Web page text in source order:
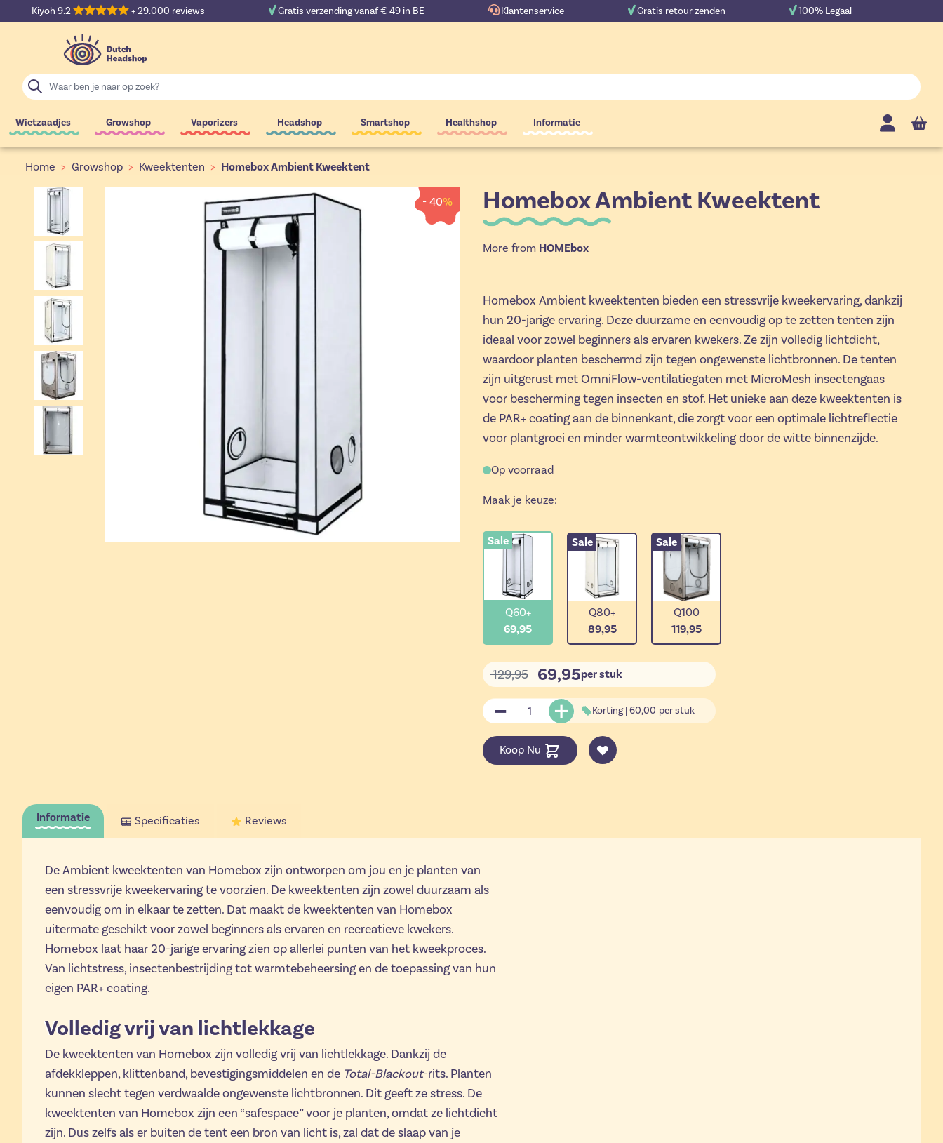
Ga naar de inhoud
Wietzaadjes Growshop Vaporizers Headshop Smartshop Healthshop Informatie
Zoek
Cart
Kiyoh 9.2 + 29.000 reviews Gratis verzending vanaf € 49 in BE Klantenservice Gratis retour zenden 100% Legaal
Home > Growshop > Kweektenten > Homebox Ambient Kweektent
- 40% Homebox Ambient Kweektent
More from HOMEbox
Homebox Ambient kweektenten bieden een stressvrije kweekervaring, dankzij
hun 20-jarige ervaring. Deze duurzame en eenvoudig op te zetten tenten zijn
ideaal voor zowel beginners als ervaren kwekers. Ze zijn volledig lichtdicht,
waardoor planten beschermd zijn tegen ongewenste lichtbronnen. De tenten
zijn uitgerust met OmniFlow-ventilatiegaten met MicroMesh insectengaas
voor bescherming tegen insecten en stof. Het unieke aan deze kweektenten is
de PAR+ coating aan de binnenkant, die zorgt voor een optimale lichtreflectie
voor plantgroei en minder warmteontwikkeling door de witte binnenzijde.
Op voorraad
Maak je keuze:
Sale
Q60+
69,95
Sale
Q80+
89,95
Sale
Q100
119,95
129,95 69,95per stuk
Aantal
Korting |60,00 per stuk
Koop Nu
Informatie Specificaties Reviews
De Ambient kweektenten van Homebox zijn ontworpen om jou en je planten van
een stressvrije kweekervaring te voorzien. De kweektenten zijn zowel duurzaam als
eenvoudig om in elkaar te zetten. Dat maakt de kweektenten van Homebox
uitermate geschikt voor zowel beginners als ervaren en recreatieve kwekers.
Homebox laat haar 20-jarige ervaring zien op allerlei punten van het kweekproces.
Van lichtstress, insectenbestrijding tot warmtebeheersing en de toepassing van hun
eigen PAR+ coating.
Volledig vrij van lichtlekkage
De kweektenten van Homebox zijn volledig vrij van lichtlekkage. Dankzij de
afdekkleppen, klittenband, bevestigingsmiddelen en de Total-Blackout-rits. Planten
kunnen slecht tegen verdwaalde ongewenste lichtbronnen. Dit geeft ze stress. De
kweektenten van Homebox zijn een “safespace” voor je planten, omdat ze lichtdicht
zijn. Dus zelfs als er buiten de tent een bron van licht is, zal dat de slaap van je